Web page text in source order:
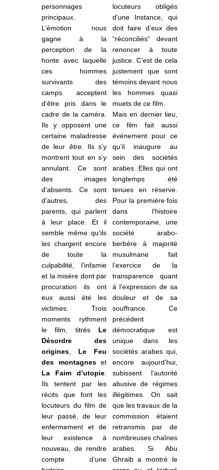
personnages
principaux.
L’émotion nous
gagne à la
perception de la
honte avec laquelle
ces hommes
survivants des
camps acceptent
d’être pris dans le
cadre de la caméra.
Ils y opposent une
certaine maladresse
de leur être. Ils s’y
montrent tout en s’y
annulant. Ce sont
des images
d’absents. Ce sont
d’autres, des
parents, qui parlent
à leur place. Et il
semble même qu’ils
les chargent encore
de toute la
culpabilité, l’infamie
et la misère dont par
procuration ils ont
eux aussi été les
victimes. Trois
moments rythment
le film, titrés Le
Désordre des
origines
Le Feu
des montagneset
La Faim d’utopie
Ils tentent par les
récits que font les
locuteurs du film de
leur passé, de leur
enfermement et de
leur existence à
nouveau, de rendre
compte d’une
locuteurs obligés
d’une Instance, qui
doit faire d’eux des
“réconciliés” devant
renoncer à toute
justice. C’est de cela
justement que sont
témoins devant nous
les hommes quasi
muets de ce film.
Mais en dernier lieu,
ce film fait aussi
événement pour ce
qu’il inaugure au
sein des sociétés
arabes. Elles qui ont
longtemps été
tenues en réserve.
Pour la première fois
dans l’histoire
contemporaine, une
société arabo-
berbère à majorité
musulmane fait
l’exercice de la
transparence quant
à l’expression de sa
douleur et de sa
souffrance. Ce
précédent
démocratique est
unique dans les
sociétés arabes qui,
encore aujourd’hui,
subissent l’autorité
abusive de régimes
illégitimes. On sait
que les travaux de la
commission étaient
retransmis par de
nombreuses chaînes
arabes. Si Abu
Ghraib a montré le